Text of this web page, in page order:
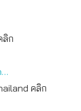
ลิก
คลิก